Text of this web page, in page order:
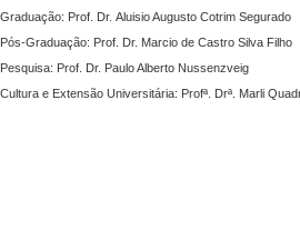
Graduação: Prof. Dr. Aluisio Augusto Cotrim Segurado
Pós-Graduação: Prof. Dr. Marcio de Castro Silva Filho
Pesquisa: Prof. Dr. Paulo Alberto Nussenzveig
Cultura e Extensão Universitária: Profª. Drª. Marli